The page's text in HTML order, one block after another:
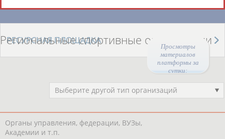
Просмотры
материалов
платформы за
сутки:
ТАБЛО АКТИВНОСТИ
РЕСУРСНАЯ ПЛОЩАДКА
Региональные спортивные организации
Выберите другой тип организаций
Органы управления, федерации, ВУЗы,
Академии и т.п.